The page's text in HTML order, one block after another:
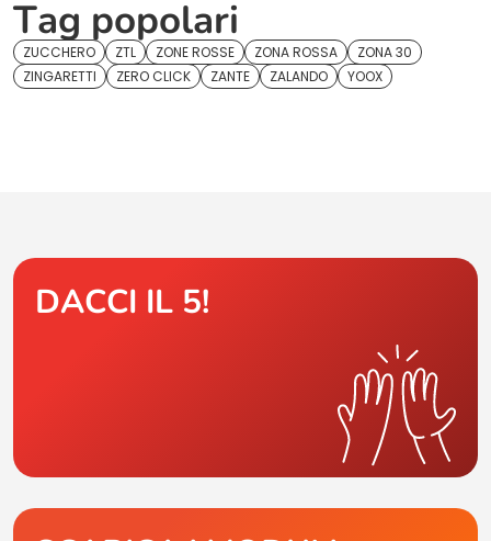
Tag popolari
ZUCCHERO ZTL ZONE ROSSE ZONA ROSSA
ZONA 30
ZINGARETTI
ZERO CLICK ZANTE ZALANDO YOOX
DACCI IL 5!